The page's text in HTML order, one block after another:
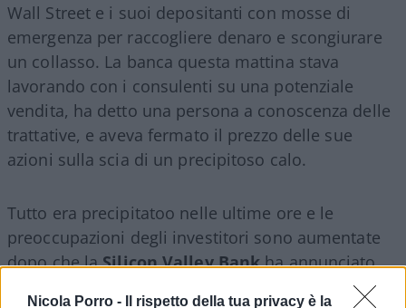
Nicola Porro -
Il rispetto della tua privacy è la
Wall Street e i suoi depositanti con mosse di
emergenza per raccogliere denaro e scongiurare
un collasso. La banca questa mattina stava
lavorando con i consulenti su una potenziale
vendita, ha detto una persona a conoscenza delle
trattative, e aveva fermato il prezzo delle sue
azioni sulla scia di un precipitoso calo.
Tutto era precipitatoo nelle ultime ore e le
preoccupazioni degli investitori sono aumentate
dopo che laSilicon Valley Bankha annunciato
un’offerta azionaria per coprire le perdite nel suo